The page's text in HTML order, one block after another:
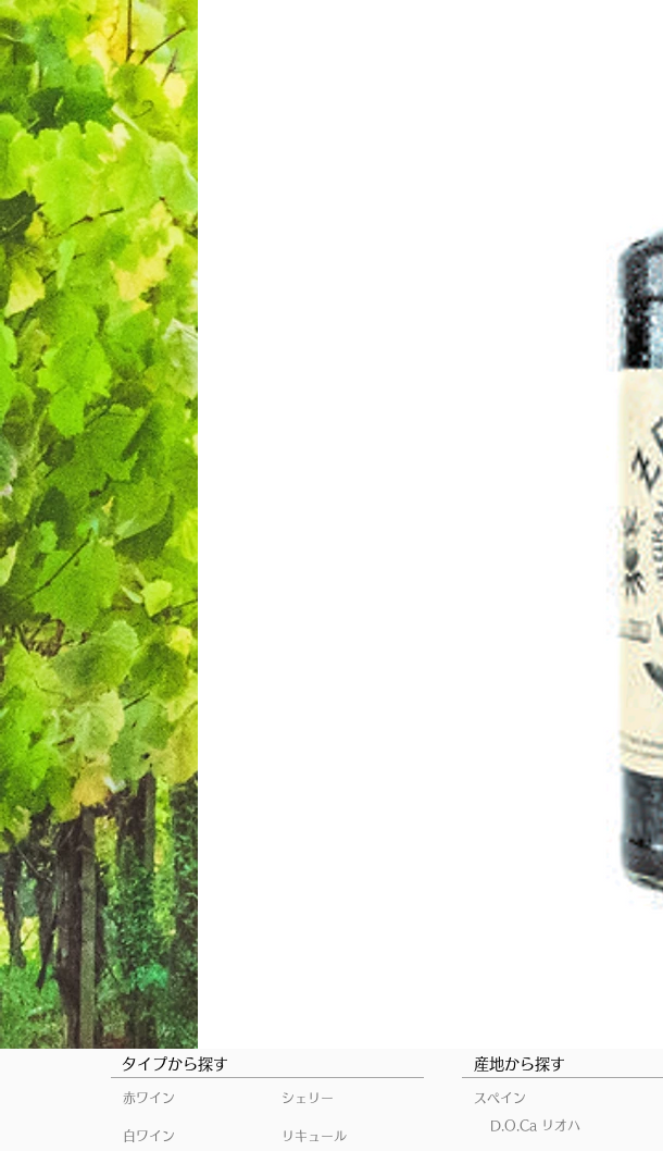
タイプから探す
赤ワイン シェリー
白ワイン リキュール
産地から探す
スペイン
D.O.Ca リオハ